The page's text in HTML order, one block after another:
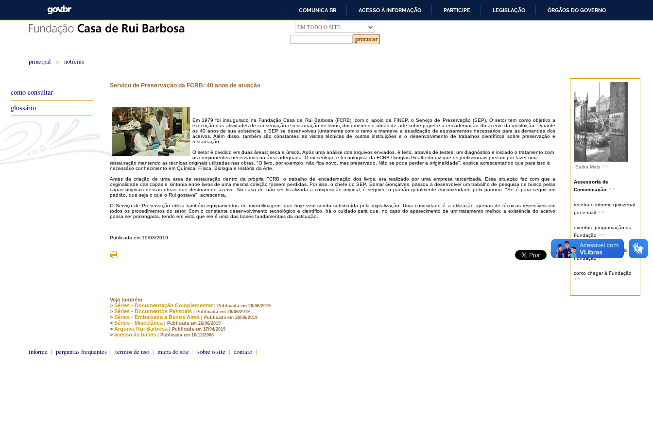
IR
PARA
O
CONTEÚDO
COMUNICA BR ACESSO À INFORMAÇÃO PARTICIPE LEGISLAÇÃO ÓRGÃOS DO GOVERNO
principal > notícias
Saiba Mais >>
Assessoria de
Comunicação >>
receba o informe quinzenal
por e-mail >>
eventos: programação da
Fundação >>
serviços oferecidos pela
Fundação >>
como chegar à Fundação
>>
Serviço de Preservação da FCRB: 40 anos de atuação
Em 1979 foi inaugurado na Fundação Casa de Rui Barbosa (FCRB), com o apoio da FINEP, o Serviço de Preservação (SEP). O setor tem como objetivo a
execução das atividades de conservação e restauração de livros, documentos e obras de arte sobre papel e a encadernação do acervo da instituição. Durante
os 40 anos de sua existência, o SEP se desenvolveu juntamente com o ramo e manteve a atualização de equipamentos necessários para as demandas dos
acervos. Além disso, também são constantes as visitas técnicas de outras instituições e o desenvolvimento de trabalhos científicos sobre preservação e
restauração.
O setor é dividido em duas áreas: seca e úmida. Após uma análise dos arquivos enviados, é feito, através de testes, um diagnóstico e iniciado o tratamento com
os componentes necessários na área adequada. O museólogo e tecnologista da FCRB Douglas Gualberto diz que os profissionais prezam por fazer uma
restauração mantendo as técnicas originais utilizadas nas obras. "O livro, por exemplo, não fica novo, mas preservado. Não se pode perder a originalidade", explica acrescentando que para isso é
necessário conhecimento em Química, Física, Biologia e História da Arte.
Antes da criação de uma área de restauração dentro da própria FCRB, o trabalho de encadernação dos livros, era realizado por uma empresa terceirizada. Essa situação fez com que a
originalidade das capas e sintonia entre livros de uma mesma coleção fossem perdidas. Por isso, o chefe do SEP, Edmar Gonçalves, passou a desenvolver um trabalho de pesquisa de busca pelas
capas originais dessas obras que destoam no acervo. No caso de não ser localizada a composição original, é seguido o padrão geralmente encomendado pelo patrono. "Se é para seguir um
padrão, que seja o que o Rui gostava", acrescenta.
O Serviço de Preservação utiliza também equipamentos de microfilmagem, que hoje vem sendo substituída pela digitalização. Uma curiosidade é a utilização apenas de técnicas reversíveis em
todos os procedimentos do setor. Com o constante desenvolvimento tecnológico e científico, há o cuidado para que, no caso do aparecimento de um tratamento melhor, a existência do acervo
possa ser prolongada, tendo em vista que ele é uma das bases fundamentais da instituição.
Publicada em 19/03/2019
Veja também
> Séries - Documentação Complementar | Publicada em 26/06/2019
> Séries - Documentos Pessoais | Publicada em 26/06/2019
> Séries - Embaixada a Benos Aires | Publicada em 26/06/2019
> Séries - Miscelânea | Publicada em 26/06/2019
> Arquivo Rui Barbosa | Publicada em 17/04/2019
> acesso às bases | Publicada em 16/12/2006
informe | perguntas frequentes | termos de uso | mapa do site | sobre o site | contato |
como consultar
glossário